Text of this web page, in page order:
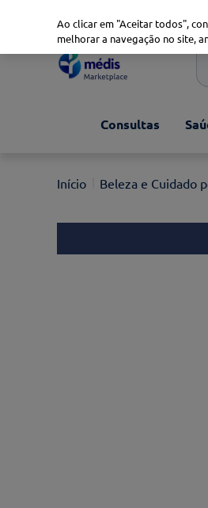
Consultas
Beleza e Cuidado
Ao clicar em "Aceitar todos",
melhorar a navegação no site,